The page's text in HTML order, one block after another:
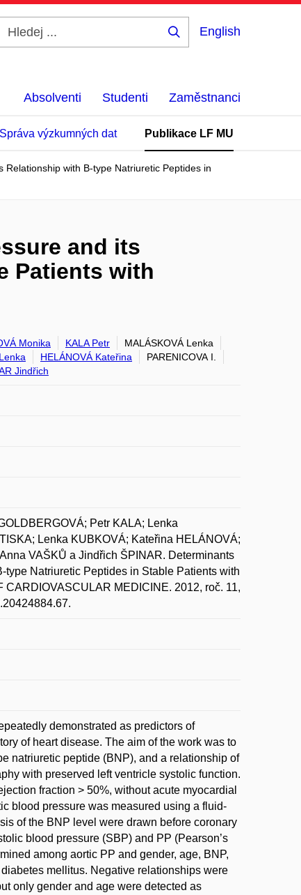
English
Absolventi Studenti Zaměstnanci
Správa výzkumných dat Publikace LF MU
with B-type Natriuretic Peptides in
and its
Patients with
Monika KALA Petr
MALÁSKOVÁ Lenka
HELÁNOVÁ Kateřina
PARENICOVA I.
Jindřich
Petr KALA; Lenka
Lenka KUBKOVÁ; Kateřina HELÁNOVÁ;
VAŠKŮ a Jindřich ŠPINAR. Determinants
Natriuretic Peptides in Stable Patients with
MEDICINE. 2012, roč. 11,
demonstrated as predictors of
of heart disease. The aim of the work was to
natriuretic peptide (BNP), and a relationship of
with preserved left ventricle systolic function.
fraction > 50%, without acute myocardial
blood pressure was measured using a fluid-
of the BNP level were drawn before coronary
blood pressure (SBP) and PP (Pearson’s
among aortic PP and gender, age, BNP,
mellitus. Negative relationships were
only gender and age were detected as